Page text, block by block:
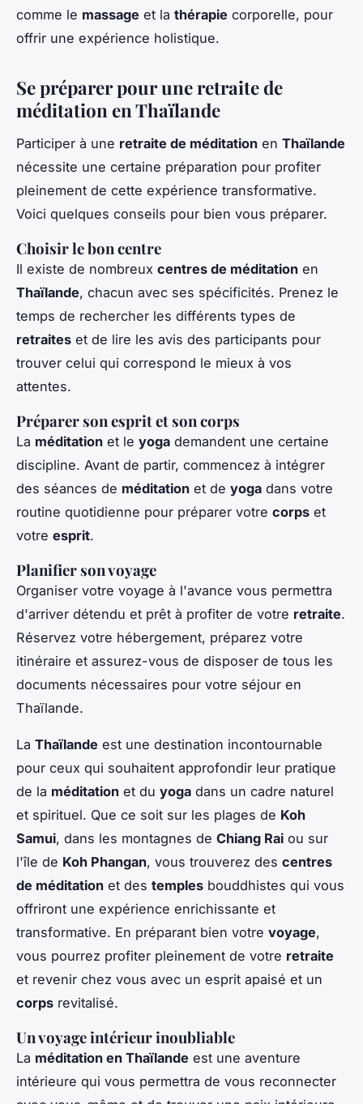
comme le massage et la thérapie corporelle, pour
offrir une expérience holistique.
Se préparer pour une retraite de
méditation en Thaïlande
Participer à une retraite de méditation en Thaïlande
nécessite une certaine préparation pour profiter
pleinement de cette expérience transformative.
Voici quelques conseils pour bien vous préparer.
Choisir le bon centre
Il existe de nombreux centres de méditation en
Thaïlande, chacun avec ses spécificités. Prenez le
temps de rechercher les différents types de
retraites et de lire les avis des participants pour
trouver celui qui correspond le mieux à vos
attentes.
Préparer son esprit et son corps
La méditation et le yoga demandent une certaine
discipline. Avant de partir, commencez à intégrer
des séances de méditation et de yoga dans votre
routine quotidienne pour préparer votre corps et
votre esprit.
Planifier son voyage
Organiser votre voyage à l'avance vous permettra
d'arriver détendu et prêt à profiter de votre retraite.
Réservez votre hébergement, préparez votre
itinéraire et assurez-vous de disposer de tous les
documents nécessaires pour votre séjour en
Thaïlande.
La Thaïlande est une destination incontournable
pour ceux qui souhaitent approfondir leur pratique
de la méditation et du yoga dans un cadre naturel
et spirituel. Que ce soit sur les plages de Koh
Samui, dans les montagnes de Chiang Rai ou sur
l'île de Koh Phangan, vous trouverez des centres
de méditation et des temples bouddhistes qui vous
offriront une expérience enrichissante et
transformative. En préparant bien votre voyage,
vous pourrez profiter pleinement de votre retraite
et revenir chez vous avec un esprit apaisé et un
corps revitalisé.
Un voyage intérieur inoubliable
La méditation en Thaïlande est une aventure
intérieure qui vous permettra de vous reconnecter